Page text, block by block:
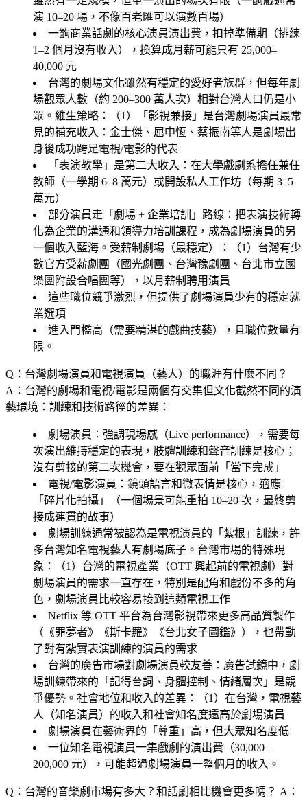
演 10–20 場，不像百老匯可以演數百場）
一齣商業話劇的核心演員演出費，扣掉準備期（排練
1–2 個月沒有收入），換算成月薪可能只有 25,000–
40,000 元
台灣的劇場文化雖然有穩定的愛好者族群，但每年劇
場觀眾人數（約 200–300 萬人次）相對台灣人口仍是小
眾。維生策略：（1）「影視兼接」是台灣劇場演員最常
見的補充收入：金士傑、屈中恆、蔡振南等人是劇場出
身後成功跨足電視/電影的代表
「表演教學」是第二大收入：在大學戲劇系擔任兼任
教師（一學期 6–8 萬元）或開設私人工作坊（每期 3–5
萬元）
部分演員走「劇場 + 企業培訓」路線：把表演技術轉
化為企業的溝通和領導力培訓課程，成為劇場演員的另
一個收入藍海。受薪制劇場（最穩定）：（1）台灣有少
數官方受薪劇團（國光劇團、台灣豫劇團、台北市立國
樂團附設合唱團等），以月薪制聘用演員
這些職位競爭激烈，但提供了劇場演員少有的穩定就
業選項
進入門檻高（需要精湛的戲曲技藝），且職位數量有
限。
Q：台灣劇場演員和電視演員（藝人）的職涯有什麼不同？
A：台灣的劇場和電視/電影是兩個有交集但文化截然不同的演
藝環境：訓練和技術路徑的差異：
劇場演員 ：強調現場感（Live performance），需要每
次演出維持穩定的表現，肢體訓練和聲音訓練是核心；
沒有剪接的第二次機會，要在觀眾面前「當下完成」
電視/電影演員 ：鏡頭語言和微表情是核心，適應
「碎片化拍攝」（一個場景可能重拍 10–20 次，最終剪
接成連貫的故事）
劇場訓練通常被認為是電視演員的「紮根」訓練，許
多台灣知名電視藝人有劇場底子。台灣市場的特殊現
象：（1）台灣的電視產業（OTT 興起前的電視劇）對
劇場演員的需求一直存在，特別是配角和戲份不多的角
色，劇場演員比較容易接到這類電視工作
Netflix 等 OTT 平台為台灣影視帶來更多高品質製作
（《罪夢者》《斯卡羅》《台北女子圖鑑》），也帶動
了對有紮實表演訓練的演員的需求
台灣的廣告市場對劇場演員較友善：廣告試鏡中，劇
場訓練帶來的「記得台詞、身體控制、情緒層次」是競
爭優勢。社會地位和收入的差異：（1）在台灣，電視藝
人（知名演員）的收入和社會知名度遠高於劇場演員
劇場演員在藝術界的「尊重」高，但大眾知名度低
一位知名電視演員一集戲劇的演出費（30,000–
200,000 元），可能超過劇場演員一整個月的收入。
Q：台灣的音樂劇市場有多大？和話劇相比機會更多嗎？ A：